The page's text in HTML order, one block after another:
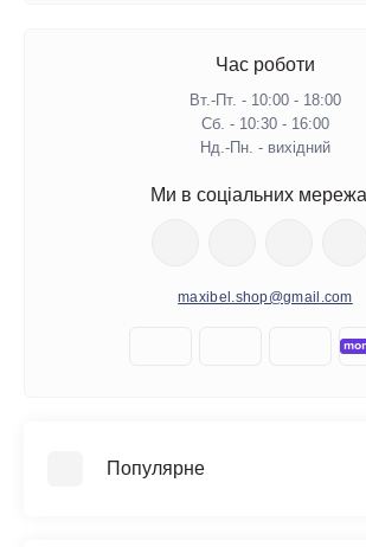
Час роботи
Вт.-Пт. - 10:00 - 18:00
Сб. - 10:30 - 16:00
Нд.-Пн. - вихідний
Ми в соціальних
maxibel.shop@gmail.com
Популярне